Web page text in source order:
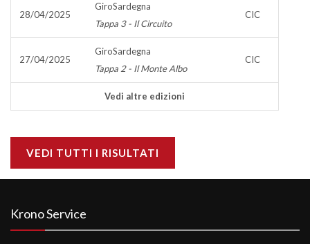
28/04/2025
GiroSardegna
Tappa 3 - Il Circuito
CIC
27/04/2025
GiroSardegna
Tappa 2 - Il Monte Albo
CIC
Vedi altre edizioni
VEDI TUTTI I RISULTATI
Krono Service